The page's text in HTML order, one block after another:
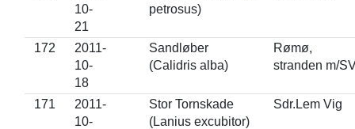
10-
21
petrosus)
172
2011-
10-
18
Sandløber
(Calidris alba)
Rømø,
stranden m/
171
2011-
10-
Stor Tornskade
(Lanius excubitor)
Sdr.Lem Vig